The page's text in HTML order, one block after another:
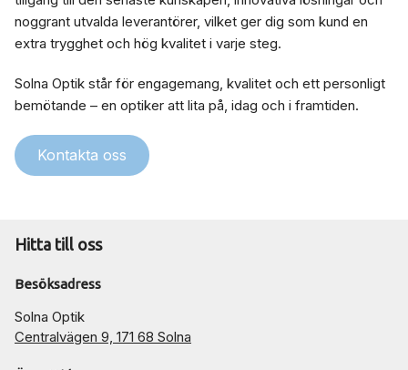
noggrant utvalda leverantörer, vilket ger dig som kund en
extra trygghet och hög kvalitet i varje steg.
Solna Optik står för engagemang, kvalitet och ett personligt
bemötande – en optiker att lita på, idag och i framtiden.
Kontakta oss
Hitta till oss
Besöksadress
Solna Optik
Centralvägen 9, 171 68 Solna